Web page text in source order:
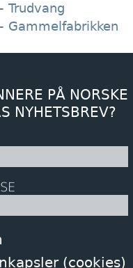
Trudvang
Gammelfabrikken
PÅ NORSKE
NYHETSBREV?
(cookies)